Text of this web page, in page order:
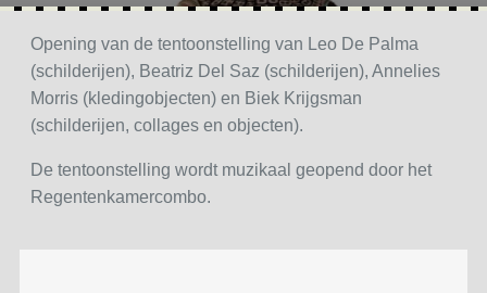
Opening van de tentoonstelling van Leo De Palma
(schilderijen), Beatriz Del Saz (schilderijen), Annelies
Morris (kledingobjecten) en Biek Krijgsman
(schilderijen, collages en objecten).
De tentoonstelling wordt muzikaal geopend door het
Regentenkamercombo.